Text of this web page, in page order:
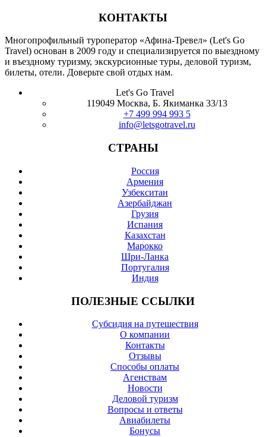
КОНТАКТЫ
Многопрофильный туроператор «Афина-Тревел» (Let's Go
Travel) основан в 2009 году и специализируется по выездному
и въездному туризму, экскурсионные туры, деловой туризм,
билеты, отели. Доверьте свой отдых нам.
Let's Go Travel
119049 Москва, Б. Якиманка 33/13
+7 499 994 993 5
info@letsgotravel.ru
СТРАНЫ
Россия
Армения
Узбекситан
Азербайджан
Грузия
Испания
Казахстан
Марокко
Шри-Ланка
Португалия
Индия
ПОЛЕЗНЫЕ ССЫЛКИ
Субсидия на путешествия
О компании
Контакты
Отзывы
Cпособы оплаты
Агенствам
Новости
Деловой туризм
Вопросы и ответы
Авиабилеты
Бонусы